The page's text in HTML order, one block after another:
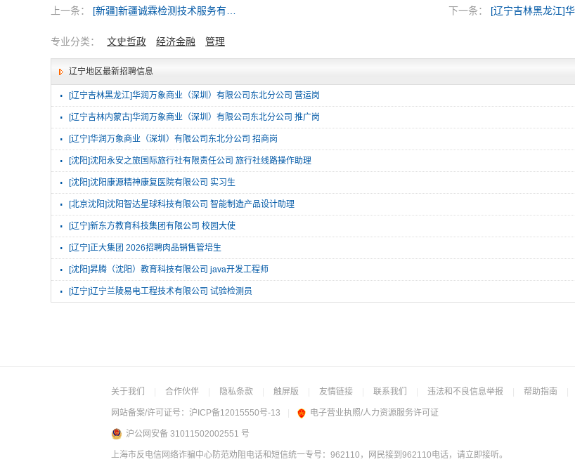
上一条： [新疆]新疆诚霖检测技术服务有限公司 下一条：
专业分类： 文史哲政 经济金融 管理
辽宁地区最新招聘信息
· [辽宁吉林黑龙江]华润万象商业（深圳）有限公司东北分公司 营运岗
· [辽宁吉林内蒙古]华润万象商业（深圳）有限公司东北分公司 推广岗
· [辽宁]华润万象商业（深圳）有限公司东北分公司 招商岗
· [沈阳]沈阳永安之旅国际旅行社有限责任公司 旅行社线路操作助理
· [沈阳]沈阳康源精神康复医院有限公司 实习生
· [北京沈阳]沈阳智达星球科技有限公司 智能制造产品设计助理
· [辽宁]新东方教育科技集团有限公司 校园大使
· [辽宁]正大集团 2026招聘肉品销售管培生
· [沈阳]昇腾（沈阳）教育科技有限公司 java开发工程师
· [辽宁]辽宁兰陵易电工程技术有限公司 试验检测员
关于我们 合作伙伴 隐私条款 触屏版 友情链接 联系我们 违法和不良信息举报 帮助指南
网站备案/许可证号： 沪ICP备12015550号-13 电子营业执照/人力资源服务许可证
沪公网安备 31011502002551 号
上海市反电信网络诈骗中心防范劝阻电话和短信统一专号：962110，网民接到962110电话，请立即接听。